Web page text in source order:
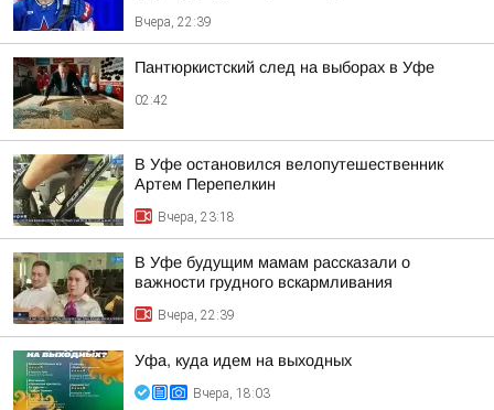
Вчера, 22:39
Пантюркистский след на выборах в Уфе
02:42
В Уфе остановился велопутешественник
Артем Перепелкин
Вчера, 23:18
В Уфе будущим мамам рассказали о
важности грудного вскармливания
Вчера, 22:39
Уфа, куда идем на выходных
Вчера, 18:03